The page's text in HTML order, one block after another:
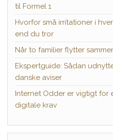
til Formel 1
Hvorfor små irritationer i
end du tror
Når to familier flytter
Ekspertguide: Sådan
danske aviser
Internet Odder er vigtigt for
digitale krav